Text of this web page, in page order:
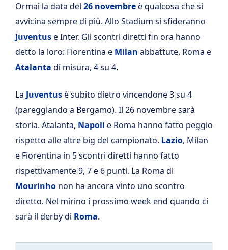
Ormai la data del 26 novembreè qualcosa che si
avvicina sempre di più. Allo Stadium si sfideranno
Juventuse Inter. Gli scontri diretti fin ora hanno
detto la loro: Fiorentina e Milan abbattute, Roma e
Atalanta di misura, 4 su 4.
La Juventusè subito dietro vincendone 3 su 4
(pareggiando a Bergamo). Il 26 novembre sarà
storia. Atalanta, Napoli e Roma hanno fatto peggio
rispetto alle altre big del campionato. Lazio, Milan
e Fiorentina in 5 scontri diretti hanno fatto
rispettivamente 9, 7 e 6 punti. La Roma di
Mourinho non ha ancora vinto uno scontro
diretto. Nel mirino i prossimo week end quando ci
sarà il derby di Roma.